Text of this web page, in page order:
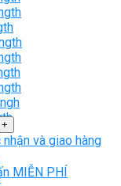
và giao hàng
MIỄN PHÍ